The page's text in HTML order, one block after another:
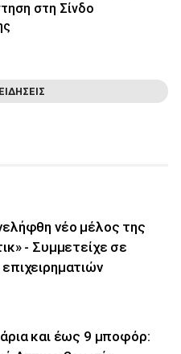
στη Σίνδο
νέο μέλος της
- Συμμετείχε σε
και έως 9 μποφόρ: